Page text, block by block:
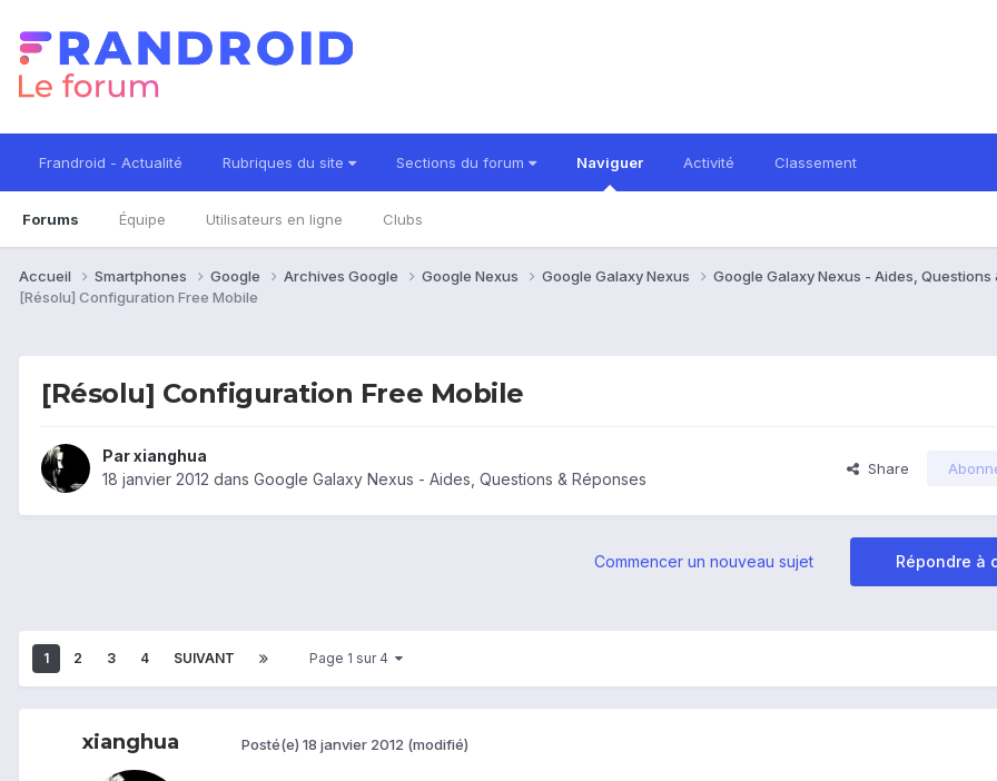
Frandroid - Actualité Rubriques du site Sections du forum Naviguer
Forums Équipe Utilisateurs en ligne Clubs
Activité Classement
Accueil Smartphones Google Archives Google Google Nexus Google Galaxy Nexus
Google Galaxy Nexus - Aides,
[Résolu] Configuration Free Mobile
[Résolu] Configuration Free Mobile
Parxianghua
18 janvier 2012 dans Google Galaxy Nexus - Aides, Questions & Réponses
Share
Répondre à
Commencer un nouveau sujet
1 2 3 4 SUIVANT Page 1 sur 4
xianghua Posté(e) 18 janvier 2012 (modifié)